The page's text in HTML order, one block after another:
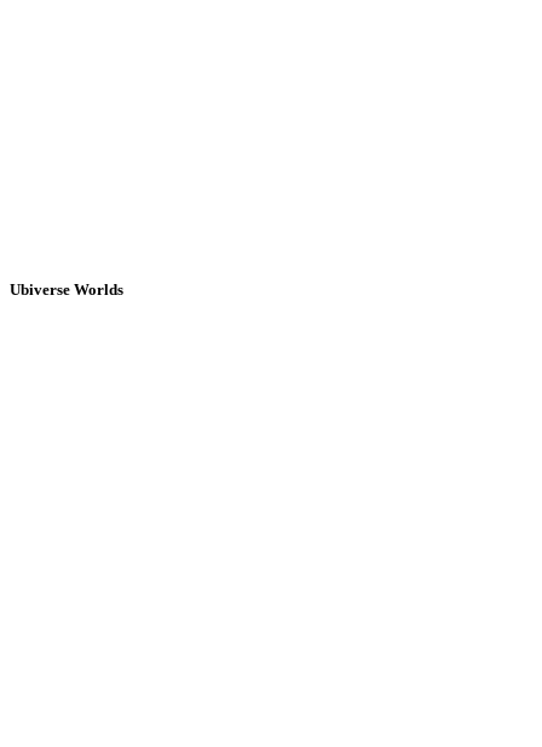
Ubiverse Worlds